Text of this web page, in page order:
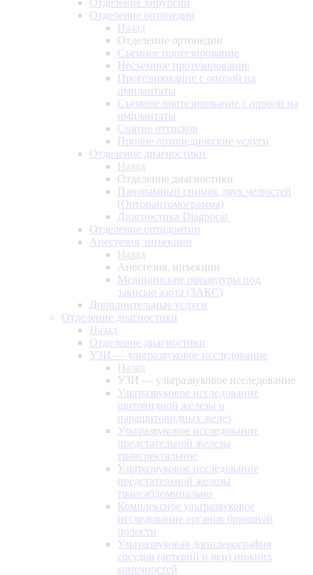
Отделение хирургии
Отделение ортопедии
Назад
Отделение ортопедии
Съемное протезирование
Несъемное протезирование
Протезирование с опорой на
имплантаты
Съемное протезирование с опорой на
имплантаты
Снятие оттисков
Прочие ортопедические услуги
Отделение диагностики
Назад
Отделение диагностики
Панорамный снимок двух челюстей
(Ортопантомограмма)
Диагностика Diagnocat
Отделение ортодонтии
Анестезия, инъекции
Назад
Анестезия, инъекции
Медицинские процедуры под
закисью азота (ЗАКС)
Дополнительные услуги
Отделение диагностики
Назад
Отделение диагностики
УЗИ — ультразвуковое исследование
Назад
УЗИ — ультразвуковое исследование
Ультразвуковое исследование
щитовидной железы и
паращитовидных желез
Ультразвуковое исследование
предстательной железы
трансректальное
Ультразвуковое исследование
предстательной железы
трансабдоминально
Комплексное ультразвуковое
исследование органов брюшной
полости
Ультразвуковая допплерография
сосудов (артерий и вен) нижних
конечностей